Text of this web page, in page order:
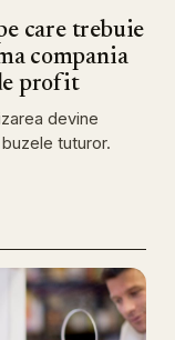
care trebuie
compania
profit
devine
tuturor.